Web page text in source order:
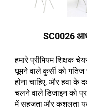
SC0026
हमारे प्रीमियम शिक्षक
घूमने वाले कुर्सी को
होना चाहिए, और हवा के
चलने वाले डिजाइन को
में सहजता और कुशलता